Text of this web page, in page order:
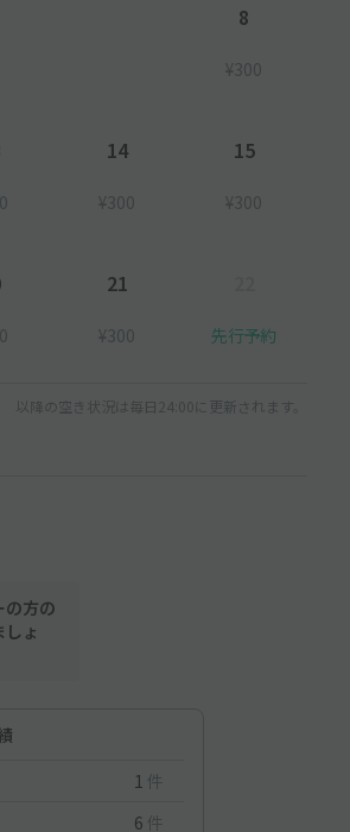
8
¥300
14
¥300
15
¥300
21
¥300 先行予約
以降の空き状況は毎日24:00に更新されます。
の方の
ょ
1 件
6 件